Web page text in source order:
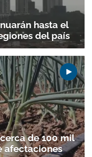
hasta el
del país
de 100 mil
afectaciones